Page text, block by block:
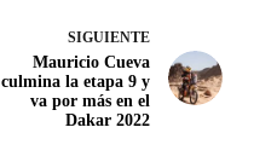
SIGUIENTE
Mauricio Cueva
culmina la etapa 9 y
va por más en el
Dakar 2022